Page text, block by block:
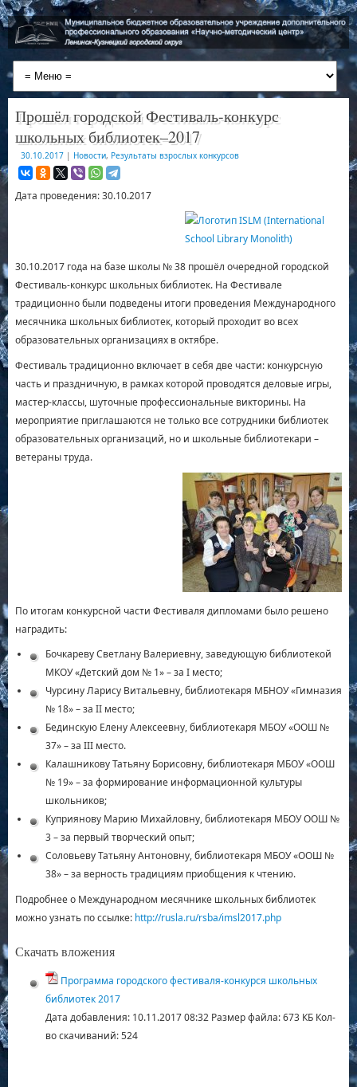
Прошёл городской Фестиваль-конкурс
школьных библиотек–2017
30.10.2017 | Новости, Результаты взрослых конкурсов
Дата проведения: 30.10.2017
30.10.2017 года на базе школы № 38 прошёл очередной городской
Фестиваль-конкурс школьных библиотек. На Фестивале
традиционно были подведены итоги проведения Международного
месячника школьных библиотек, который проходит во всех
образовательных организациях в октябре.
Фестиваль традиционно включает в себя две части: конкурсную
часть и праздничную, в рамках которой проводятся деловые игры,
мастер-классы, шуточные профессиональные викторины. На
мероприятие приглашаются не только все сотрудники библиотек
образовательных организаций, но и школьные библиотекари –
ветераны труда.
По итогам конкурсной части Фестиваля дипломами было решено
наградить:
Бочкареву Светлану Валериевну, заведующую библиотекой
МКОУ «Детский дом № 1» – за I место;
Чурсину Ларису Витальевну, библиотекаря МБНОУ «Гимназия
№ 18» – за II место;
Бединскую Елену Алексеевну, библиотекаря МБОУ «ООШ №
37» – за III место.
Калашникову Татьяну Борисовну, библиотекаря МБОУ «ООШ
№ 19» – за формирование информационной культуры
школьников;
Куприянову Марию Михайловну, библиотекаря МБОУ ООШ №
3 – за первый творческий опыт;
Соловьеву Татьяну Антоновну, библиотекаря МБОУ «ООШ №
38» – за верность традициям приобщения к чтению.
Подробнее о Международном месячнике школьных библиотек
можно узнать по ссылке: http://rusla.ru/rsba/imsl2017.php
Скачать вложения
Программа городского фестиваля-конкурся школьных
библиотек 2017
Дата добавления:10.11.2017 08:32 Размер файла:673 КБ Кол-
во скачиваний:524